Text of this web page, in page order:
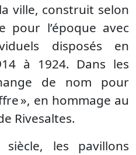
ville, construit selon
pour l’époque avec
disposés en
à 1924. Dans les
de nom pour
», en hommage au
Rivesaltes.
siècle, les pavillons